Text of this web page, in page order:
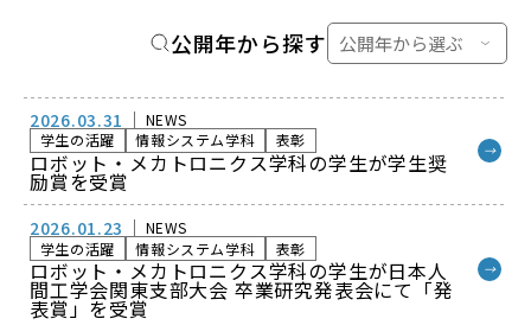
公開年から探す
2026.03.31
NEWS
学生の活躍
情報システム学科 表彰
ロボット・メカトロニクス学科の学生が学生奨
励賞を受賞
→
2026.01.23
NEWS
学生の活躍
情報システム学科 表彰
ロボット・メカトロニクス学科の学生が日本人
間工学会関東支部大会 卒業研究発表会にて「発
表賞」を受賞
→